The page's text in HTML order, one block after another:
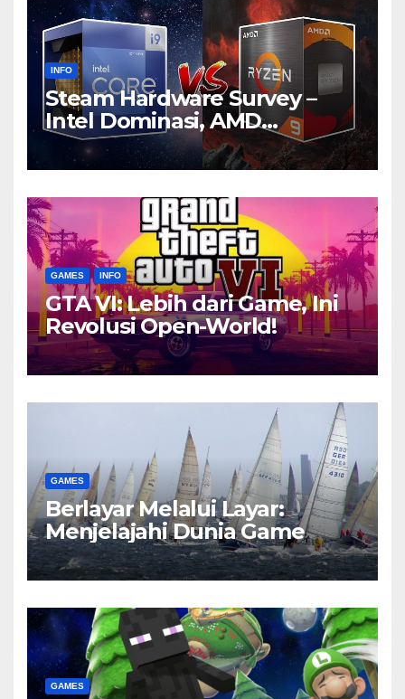
INFO
Steam Hardware Survey –
Intel Dominasi, AMD
Bersaing Ketat
GAMES INFO
GTA VI: Lebih dari Game, Ini
Revolusi Open-World!
GAMES
Berlayar Melalui Layar:
Menjelajahi Dunia Game
GAMES